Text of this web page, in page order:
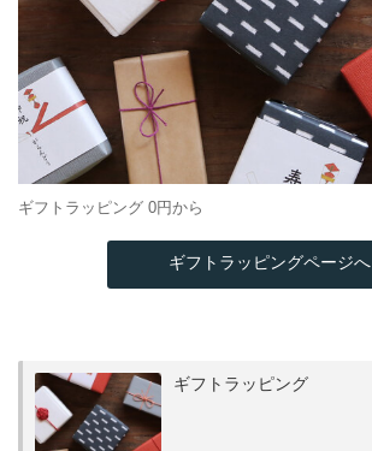
ギフトラッピング 0円から
ギフトラッピングページへ
ギフトラッピング